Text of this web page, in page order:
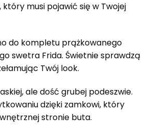
który musi pojawić się w Twojej
do kompletu prążkowanego
swetra Frida. Świetnie sprawdzą
Twój look.
ale dość grubej podeszwie.
dzięki zamkowi, który
stronie buta.